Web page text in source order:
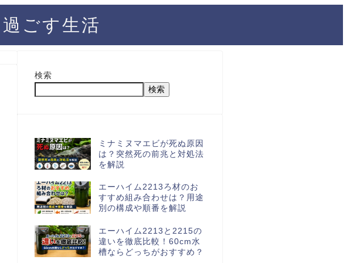
ごす生活
検索
検索
ミナミヌマエビが死ぬ原因
は？突然死の前兆と対処法
を解説
エーハイム2213ろ材のお
すすめ組み合わせは？用途
別の構成や順番を解説
エーハイム2213と2215の
違いを徹底比較！60cm水
槽ならどっちがおすすめ？